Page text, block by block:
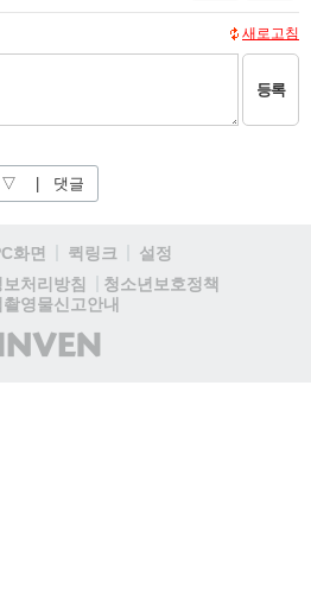
새로고침
등록
댓글
화면 퀵링크
설정
처리방침
청소년보호정책
촬영물신고안내
(주)
인